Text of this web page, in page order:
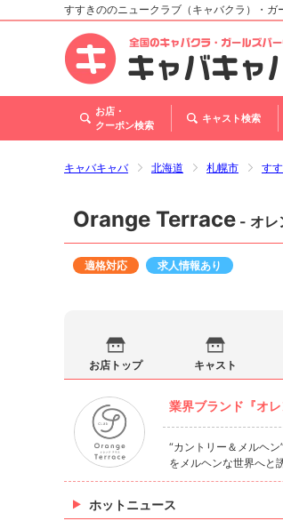
北海道
東北
甲信越・北陸
関西
すすきののニュークラブ（キャバクラ）・ガ
お店・
クーポン検索
キャスト検索
キャバキャバ 北海道 札幌市 す
Orange Terrace - オレ
適格対応 求人情報あり
お店トップ キャスト
業界ブランド『オ
“カントリー＆メルヘ
をメルヘンな世界へと
ホットニュース